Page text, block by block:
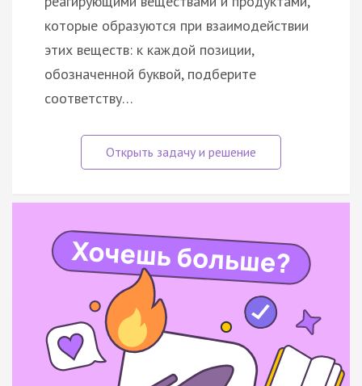
которые образуются при взаимодействии
этих веществ: к каждой позиции,
обозначенной буквой, подберите
соответству…